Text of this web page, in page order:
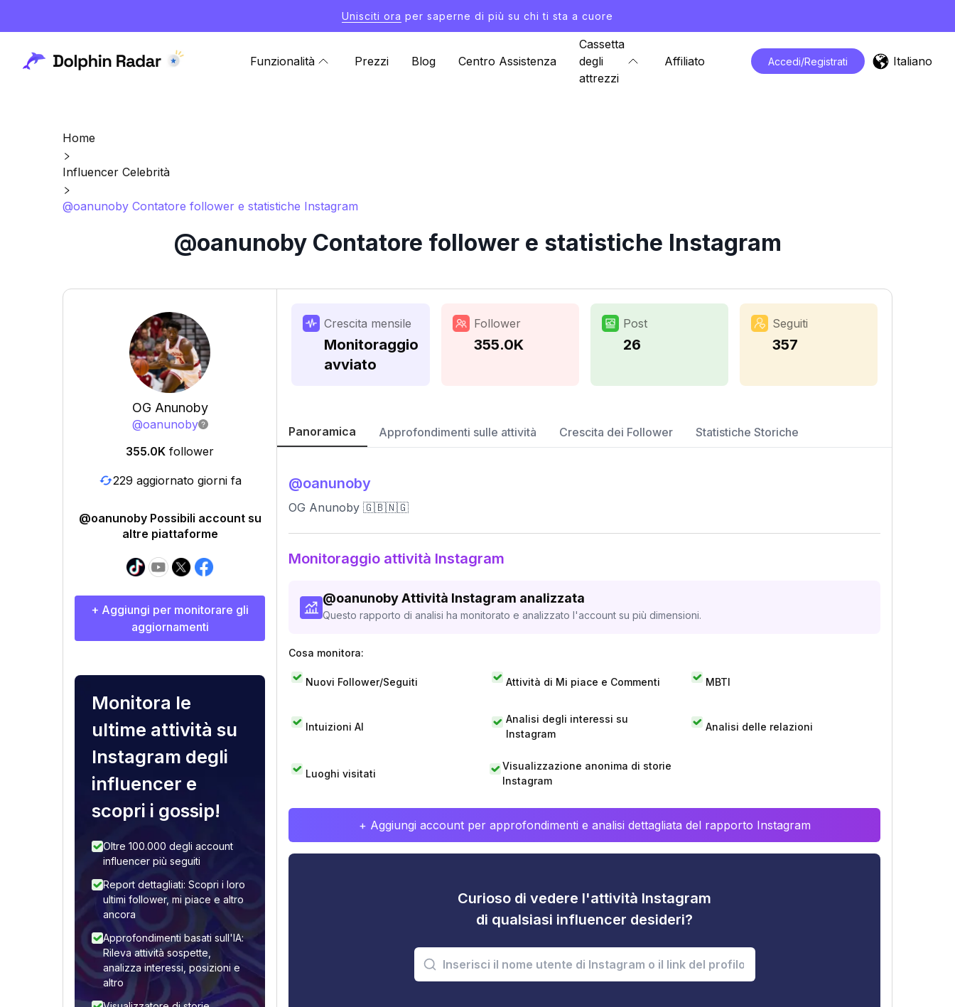
Unisciti ora per saperne di più su chi ti sta a cuore
Funzionalità Prezzi Blog Centro Assistenza
Cassetta
degli
attrezzi
Affiliato Accedi/Registrati Italiano
Home
Influencer Celebrità
@oanunoby Contatore follower e statistiche Instagram
@oanunoby Contatore follower e statistiche Instagram
OG Anunoby
@oanunoby
355.0K follower
229 aggiornato giorni fa
@oanunoby Possibili account su
altre piattaforme
+ Aggiungi per monitorare gli
aggiornamenti
Monitora le
ultime attività su
Instagram degli
influencer e
scopri i gossip!
Oltre 100.000 degli account
influencer più seguiti
Report dettagliati: Scopri i loro
ultimi follower, mi piace e altro
ancora
Approfondimenti basati sull'IA:
Rileva attività sospette,
analizza interessi, posizioni e
altro
Crescita mensile
Monitoraggio
avviato
Follower
355.0K
Post
26
Seguiti
357
Panoramica Approfondimenti sulle attività Crescita dei Follower Statistiche Storiche
@oanunoby
OG Anunoby 🇬🇧🇳🇬
Monitoraggio attività Instagram
@oanunobyAttività Instagram analizzata
Questo rapporto di analisi ha monitorato e analizzato l'account su più dimensioni.
Cosa monitora:
Nuovi Follower/Seguiti Attività di Mi piace e Commenti MBTI
Intuizioni AI
Analisi degli interessi su
Instagram
Analisi delle relazioni
Luoghi visitati
Visualizzazione anonima di storie
Instagram
+ Aggiungi account per approfondimenti e analisi dettagliata del rapporto Instagram
Curioso di vedere l'attività Instagram
di qualsiasi influencer desideri?